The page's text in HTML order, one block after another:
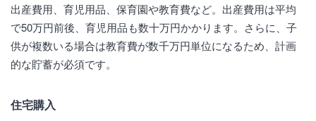
出産費用、育児用品、保育園や教育費など。出産費用は平均
で50万円前後、育児用品も数十万円かかります。さらに、子
供が複数いる場合は教育費が数千万円単位になるため、計画
的な貯蓄が必須です。
住宅購入